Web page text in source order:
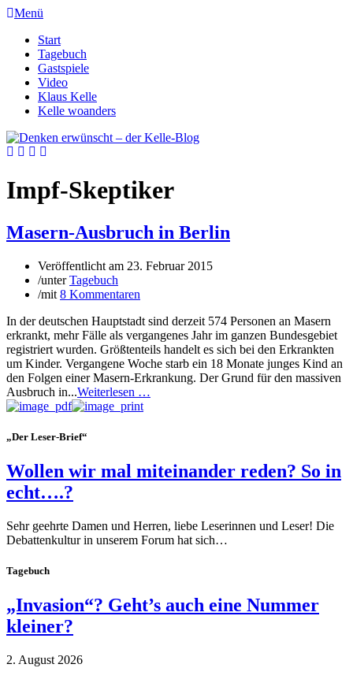
Menü
Start
Tagebuch
Gastspiele
Video
Klaus Kelle
Kelle woanders
Impf-Skeptiker
Masern-Ausbruch in Berlin
Veröffentlicht am 23. Februar 2015
/unterTagebuch
/mit 8 Kommentaren
In der deutschen Hauptstadt sind derzeit 574 Personen an Masern
erkrankt, mehr Fälle als vergangenes Jahr im ganzen Bundesgebiet
registriert wurden. Größtenteils handelt es sich bei den Erkrankten
um Kinder. Vergangene Woche starb ein 18 Monate junges Kind an
den Folgen einer Masern-Erkrankung. Der Grund für den massiven
Ausbruch in...Weiterlesen …
„Der Leser-Brief“
Wollen wir mal miteinander reden? So in
echt….?
Sehr geehrte Damen und Herren, liebe Leserinnen und Leser! Die
Debattenkultur in unserem Forum hat sich…
Tagebuch
„Invasion“? Geht’s auch eine Nummer
kleiner?
2. August 2026